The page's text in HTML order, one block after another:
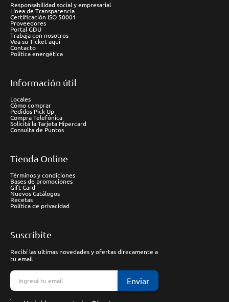
Responsabilidad social y empresarial
Línea de Transparencia
Certificación ISO 50001
Proveedores
Portal GDU
Trabaja con nosotros
Vea su Ticket aquí
Contacto
Política energética
Información útil
Locales
Cómo comprar
Pedidos Pick Up
Compra Telefónica
Solicitá la Tarjeta Hipercard
Consulta de Puntos
Tienda Online
Términos y condiciones
Bases de promociones
Gift Card
Nuevos Catálogos
Recetas
Política de privacidad
Suscríbite
Recibí las ultimas novedades y ofertas direcamente a
tu email
Enviar